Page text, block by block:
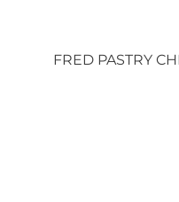
contenutoFRED PASTRY